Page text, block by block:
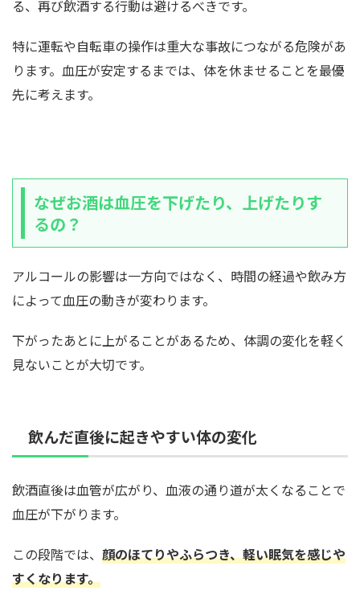
る、再び飲酒する行動は避けるべきです。
特に運転や自転車の操作は重大な事故につながる危険があ
ります。血圧が安定するまでは、体を休ませることを最優
先に考えます。
なぜお酒は血圧を下げたり、上げたりす
るの？
アルコールの影響は一方向ではなく、時間の経過や飲み方
によって血圧の動きが変わります。
下がったあとに上がることがあるため、体調の変化を軽く
見ないことが大切です。
飲んだ直後に起きやすい体の変化
飲酒直後は血管が広がり、血液の通り道が太くなることで
血圧が下がります。
この段階では、 顔のほてりやふらつき、軽い眠気を感じや
すくなります。